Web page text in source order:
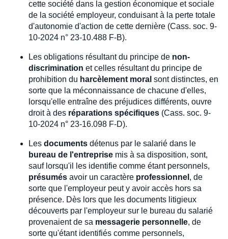
cette société dans la gestion économique et sociale
de la société employeur, conduisant à la perte totale
d'autonomie d'action de cette dernière (Cass. soc. 9-
10-2024 n° 23-10.488 F-B).
Les obligations résultant du principe de non-
discrimination et celles résultant du principe de
prohibition du harcèlement moral sont distinctes, en
sorte que la méconnaissance de chacune d'elles,
lorsqu'elle entraîne des préjudices différents, ouvre
droit à des réparations spécifiques (Cass. soc. 9-
10-2024 n° 23-16.098 F-D).
Les documents détenus par le salarié dans le
bureau de l'entreprise mis à sa disposition, sont,
sauf lorsqu'il les identifie comme étant personnels,
présumés avoir un caractère professionnel , de
sorte que l'employeur peut y avoir accès hors sa
présence. Dès lors que les documents litigieux
découverts par l'employeur sur le bureau du salarié
provenaient de sa messagerie personnelle, de
sorte qu'étant identifiés comme personnels,